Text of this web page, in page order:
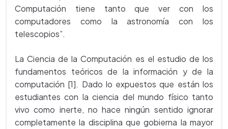
Computación tiene tanto que ver con los
computadores como la astronomía con los
telescopios”.
La Ciencia de la Computación es el estudio de los
fundamentos teóricos de la información y de la
computación [1]. Dado lo expuestos que están los
estudiantes con la ciencia del mundo físico tanto
vivo como inerte, no hace ningún sentido ignorar
completamente la disciplina que gobierna la mayor